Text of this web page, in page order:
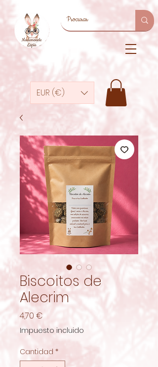
EUR (€)
Biscoitos de
Alecrim
4,70 €Precio
Impuesto incluido
Cantidad *